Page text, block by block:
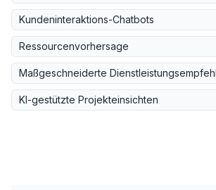
Kundeninteraktions-Chatbots
Ressourcenvorhersage
Maßgeschneiderte
KI-gestützte Projekteinsichten